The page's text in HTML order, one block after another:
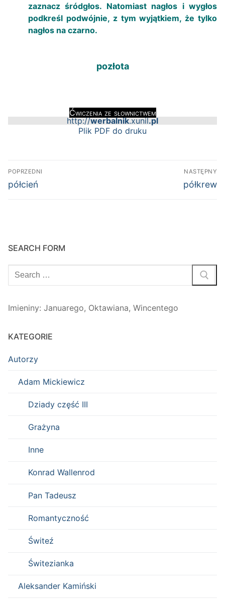
zaznacz śródgłos. Natomiast nagłos i wygłos
podkreśl podwójnie, z tym wyjątkiem, że tylko
nagłos na czarno.
pozłota
Ćwiczenia ze słownictwem
http://werbalnik.xunil.pl
Plik PDF do druku
Nawigacja
wpisu
POPRZEDNI
Poprzedni
półcień
NASTĘPNY
Następny
półkrew
SEARCH FORM
Szukaj:
Imieniny: Januarego, Oktawiana, Wincentego
KATEGORIE
Autorzy
Adam Mickiewicz
Dziady część III
Grażyna
Inne
Konrad Wallenrod
Pan Tadeusz
Romantyczność
Świteź
Świtezianka
Aleksander Kamiński